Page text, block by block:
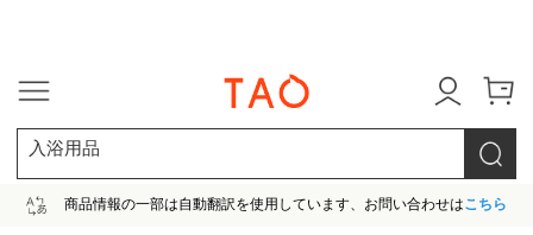
入浴用品
商品情報の一部は自動翻訳を使用しています、お問い合わせはこちら